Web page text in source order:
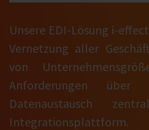
Unsere EDI-Lösung i‑effect
Vernetzung aller
von
Anforderungen über
Datenaustausch
Integrationsplattform.